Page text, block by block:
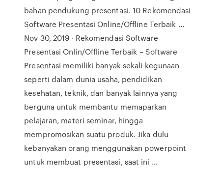
bahan pendukung presentasi. 10 Rekomendasi
Software Presentasi Online/Offline Terbaik ...
Nov 30, 2019 · Rekomendasi Software
Presentasi Onlin/Offline Terbaik – Software
Presentasi memiliki banyak sekali kegunaan
seperti dalam dunia usaha, pendidikan
kesehatan, teknik, dan banyak lainnya yang
berguna untuk membantu memaparkan
pelajaran, materi seminar, hingga
mempromosikan suatu produk. Jika dulu
kebanyakan orang menggunakan powerpoint
untuk membuat presentasi, saat ini …